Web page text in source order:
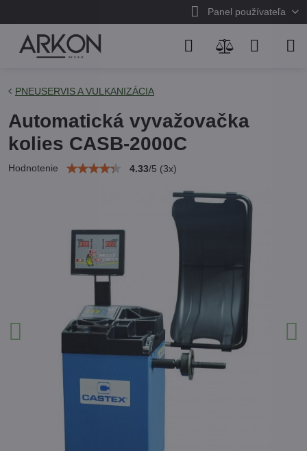
Panel používateľa
PNEUSERVIS A VULKANIZÁCIA
Automatická vyvažovačka
kolies CASB-2000C
Hodnotenie 4.33/5 (3x)